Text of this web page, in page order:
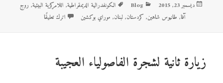
نُشرت
ديسمبر 23, 2015 التصنيفات
Blog الوسوم
الكونفدرالية الديمقراطية, اللامركزية البيئية, روج
آفا, طانيوس شاهين,كردستان,لبنان, موراي بوكشين اترك تعليقًا
زيارة ثانية لشجرة الفاصولياء العجيبة